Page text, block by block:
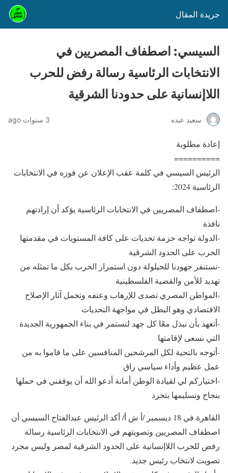
جريدة المقال
السيسي: اصطفاف المصريين في
الانتخابات الرئاسية رسالة رفض للحرب
اللاإنسانية على حدودنا الشرقية
سعيد عبده 3 سنوات ago
إعادة مطلوبة
==========
الرئيس السيسي في كلمة عقب الإعلان عن فوزه في الانتخابات
الرئاسية 2024:
-اصطفاف المصريين في الانتخابات الرئاسية يؤكد أن إرادتهم
نافذة
-الدولة تواجه حزمة تحديات على كافة المستويات في مقدمتها
الحرب على الحدود الشرقية
-نستنفر جهودنا للحيلولة دون استمرار الحرب بكل ما تمثله من
تهديد للأمن والقضية الفلسطينية
-المواطن المصري تصدى للإرهاب وعنفه وتحمل آثار الإصلاح
الاقتصادي وهو البطل في مواجهة التحديات
-أتعهد بأن نبذل معًا كل جهد لنستمر في بناء الجمهورية الجديدة
التي نسعى لإقامتها
-أتوجه بالتحية لكل المرشحين المنافسين على ما قاموا به من
عمل عظيم وأداء سياسي راق
-اختياركم لي لقيادة الوطن أمانة أدعو الله أن يوفقني في حملها
بنجاح وتسليمها بتجرد
القاهرة في 18 ديسمبر /أ ش أ/ أكد الرئيس عبدالفتاح السيسي أن
اصطفاف المصريين وتصويتهم في الانتخابات الرئاسية رسالة
رفض للحرب اللاإنسانية على الحدود الشرقية لمصر وليس مجرد
تصويت لانتخاب رئيس جديد.